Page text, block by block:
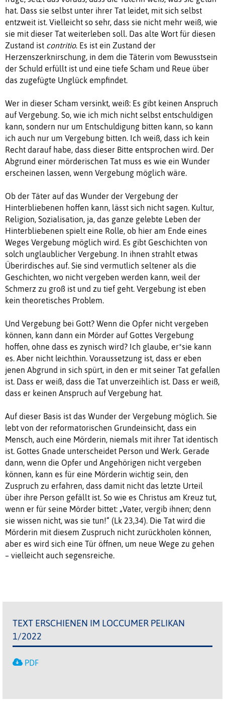
hat. Dass sie selbst unter ihrer Tat leidet, mit sich selbst
entzweit ist. Vielleicht so sehr, dass sie nicht mehr weiß, wie
sie mit dieser Tat weiterleben soll. Das alte Wort für diesen
Zustand ist contritio. Es ist ein Zustand der
Herzenszerknirschung, in dem die Täterin vom Bewusstsein
der Schuld erfüllt ist und eine tiefe Scham und Reue über
das zugefügte Unglück empfindet.
Wer in dieser Scham versinkt, weiß: Es gibt keinen Anspruch
auf Vergebung. So, wie ich mich nicht selbst entschuldigen
kann, sondern nur um Entschuldigung bitten kann, so kann
ich auch nur um Vergebung bitten. Ich weiß, dass ich kein
Recht darauf habe, dass dieser Bitte entsprochen wird. Der
Abgrund einer mörderischen Tat muss es wie ein Wunder
erscheinen lassen, wenn Vergebung möglich wäre.
Ob der Täter auf das Wunder der Vergebung der
Hinterbliebenen hoffen kann, lässt sich nicht sagen. Kultur,
Religion, Sozialisation, ja, das ganze gelebte Leben der
Hinterbliebenen spielt eine Rolle, ob hier am Ende eines
Weges Vergebung möglich wird. Es gibt Geschichten von
solch unglaublicher Vergebung. In ihnen strahlt etwas
Überirdisches auf. Sie sind vermutlich seltener als die
Geschichten, wo nicht vergeben werden kann, weil der
Schmerz zu groß ist und zu tief geht. Vergebung ist eben
kein theoretisches Problem.
Und Vergebung bei Gott? Wenn die Opfer nicht vergeben
können, kann dann ein Mörder auf Gottes Vergebung
hoffen, ohne dass es zynisch wird? Ich glaube, er*sie kann
es. Aber nicht leichthin. Voraussetzung ist, dass er eben
jenen Abgrund in sich spürt, in den er mit seiner Tat gefallen
ist. Dass er weiß, dass die Tat unverzeihlich ist. Dass er weiß,
dass er keinen Anspruch auf Vergebung hat.
Auf dieser Basis ist das Wunder der Vergebung möglich. Sie
lebt von der reformatorischen Grundeinsicht, dass ein
Mensch, auch eine Mörderin, niemals mit ihrer Tat identisch
ist. Gottes Gnade unterscheidet Person und Werk. Gerade
dann, wenn die Opfer und Angehörigen nicht vergeben
können, kann es für eine Mörderin wichtig sein, den
Zuspruch zu erfahren, dass damit nicht das letzte Urteil
über ihre Person gefällt ist. So wie es Christus am Kreuz tut,
wenn er für seine Mörder bittet: „Vater, vergib ihnen; denn
sie wissen nicht, was sie tun!“ (Lk 23,34). Die Tat wird die
Mörderin mit diesem Zuspruch nicht zurückholen können,
aber es wird sich eine Tür öffnen, um neue Wege zu gehen
– vielleicht auch segensreiche.
TEXT ERSCHIENEN IM LOCCUMER PELIKAN
1/2022
PDF